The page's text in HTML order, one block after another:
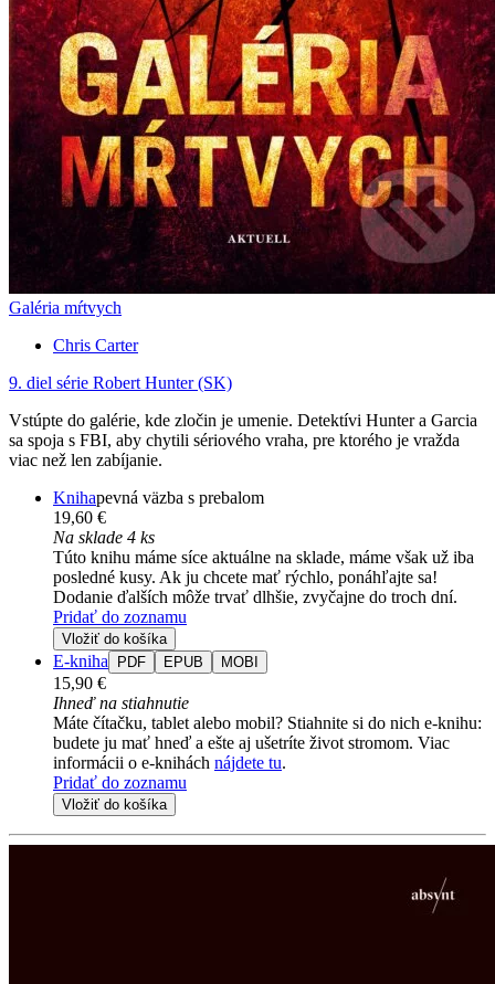
Galéria mŕtvych
Chris Carter
9. diel série Robert Hunter (SK)
Vstúpte do galérie, kde zločin je umenie. Detektívi Hunter a Garcia
sa spoja s FBI, aby chytili sériového vraha, pre ktorého je vražda
viac než len zabíjanie.
Knihapevná väzba s prebalom
19,60 €
Na sklade 4 ks
Túto knihu máme síce aktuálne na sklade, máme však už iba
posledné kusy. Ak ju chcete mať rýchlo, ponáhľajte sa!
Dodanie ďalších môže trvať dlhšie, zvyčajne do troch dní.
Pridať do zoznamu
Vložiť do košíka
E-kniha PDF EPUB MOBI
15,90 €
Ihneď na stiahnutie
Máte čítačku, tablet alebo mobil? Stiahnite si do nich e-knihu:
budete ju mať hneď a ešte aj ušetríte život stromom. Viac
informácii o e-knihách nájdete tu.
Pridať do zoznamu
Vložiť do košíka